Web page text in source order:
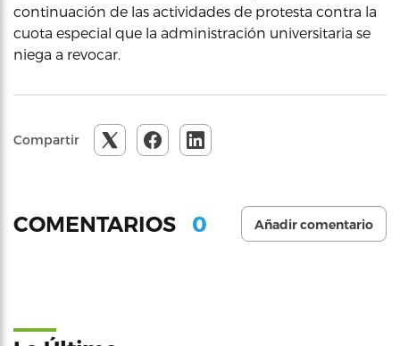
continuación de las actividades de protesta contra la
cuota especial que la administración universitaria se
niega a revocar.
Compartir
COMENTARIOS 0 Añadir comentario